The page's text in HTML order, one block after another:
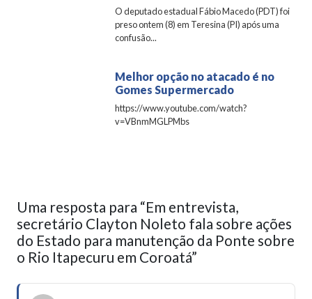
O deputado estadual Fábio Macedo (PDT) foi
preso ontem (8) em Teresina (PI) após uma
confusão...
Melhor opção no atacado é no
Gomes Supermercado
https://www.youtube.com/watch?
v=VBnmMGLPMbs
Uma resposta para “Em entrevista,
secretário Clayton Noleto fala sobre ações
do Estado para manutenção da Ponte sobre
o Rio Itapecuru em Coroatá”